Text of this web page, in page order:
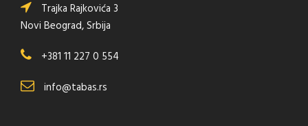
Trajka Rajkovića 3
Novi Beograd, Srbija
+381 11 227 0 554
info@tabas.rs